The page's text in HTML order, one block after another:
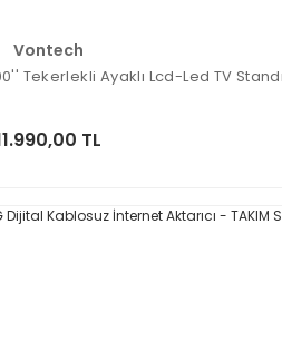
Vontech
Tekerlekli Ayaklı Lcd-Led TV
TL